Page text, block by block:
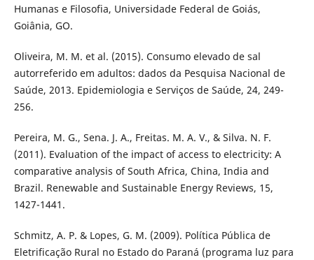
Humanas e Filosofia, Universidade Federal de Goiás,
Goiânia, GO.
Oliveira, M. M. et al. (2015). Consumo elevado de sal
autorreferido em adultos: dados da Pesquisa Nacional de
Saúde, 2013. Epidemiologia e Serviços de Saúde, 24, 249-
256.
Pereira, M. G., Sena. J. A., Freitas. M. A. V., & Silva. N. F.
(2011). Evaluation of the impact of access to electricity: A
comparative analysis of South Africa, China, India and
Brazil. Renewable and Sustainable Energy Reviews, 15,
1427-1441.
Schmitz, A. P. & Lopes, G. M. (2009). Política Pública de
Eletrificação Rural no Estado do Paraná (programa luz para